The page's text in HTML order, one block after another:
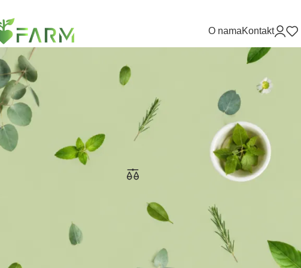
O namaKontakt
Show
ml. Indol forte (Brokula) A30
38,70KM